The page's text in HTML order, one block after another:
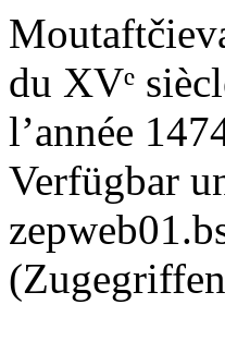
du XVᵉ
l’année
Verfügbar